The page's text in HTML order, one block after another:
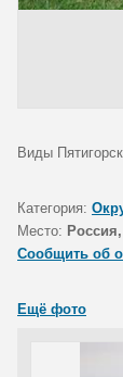
Виды
Категория:
Место:
Сообщить об
Ещё фото